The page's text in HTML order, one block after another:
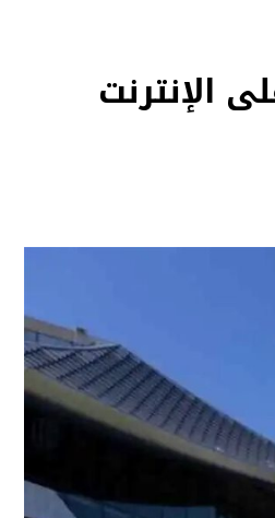
الإنترنت